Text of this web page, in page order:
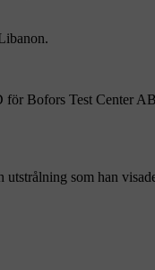
Bofors Test Center
som han